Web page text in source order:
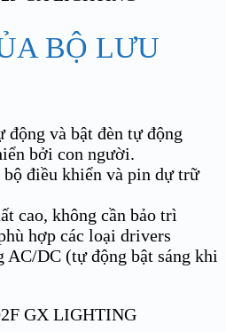
BỘ LƯU
động và bật đèn tự động
bởi con người.
điều khiển và pin dự trữ
cao, không cần bảo trì
hợp các loại drivers
AC/DC (tự động bật sáng khi